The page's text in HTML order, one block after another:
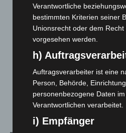
Hannover und Region
Langenhagen und Ortsteile
Leserbriefe
Menschen
Über uns
Veranstaltungen
Verantwortliche
bestimmten Kriterien seiner
Unionsrecht oder dem
vorgesehen werden.
h)
Auftragsverarbeiter ist eine
Person, Behörde,
personenbezogene Daten
Verantwortlichen verarbeitet.
i) Empfänger